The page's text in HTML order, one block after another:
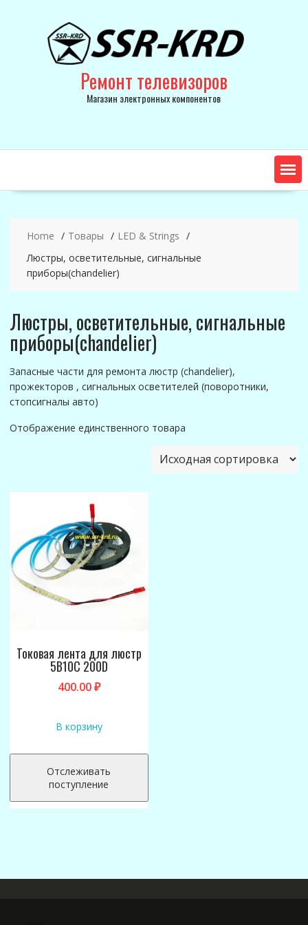
Ремонт телевизоров
Магазин электронных компонентов
Home Товары
LED & Strings
Люстры, осветительные, сигнальные
приборы(chandelier)
Люстры, осветительные, сигнальные
приборы(chandelier)
Запасные части для ремонта люстр (chandelier),
прожекторов , сигнальных осветителей (поворотники,
стопсигналы авто)
Отображение единственного товара
Токовая лента для люстр
5B10C 200D
400.00₽
В корзину
Отслеживать
поступление